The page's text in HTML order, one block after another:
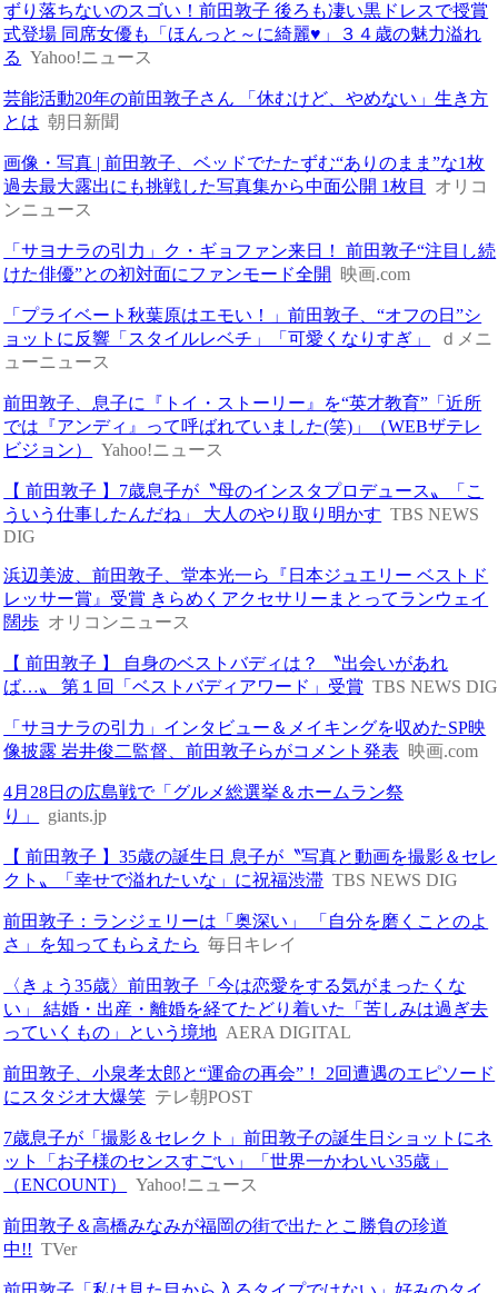
ずり落ちないのスゴい！前田敦子 後ろも凄い黒ドレスで授賞
式登場 同席女優も「ほんっと～に綺麗♥」３４歳の魅力溢れ
る Yahoo!ニュース
芸能活動20年の前田敦子さん 「休むけど、やめない」生き方
とは 朝日新聞
画像・写真 | 前田敦子、ベッドでたたずむ“ありのまま”な1枚
過去最大露出にも挑戦した写真集から中面公開 1枚目
オリコ
ンニュース
「サヨナラの引力」ク・ギョファン来日！ 前田敦子“注目し続
けた俳優”との初対面にファンモード全開
映画.com
「プライベート秋葉原はエモい！」前田敦子、“オフの日”シ
ョットに反響「スタイルレベチ」「可愛くなりすぎ」
ｄメニ
ューニュース
前田敦子、息子に『トイ・ストーリー』を“英才教育”「近所
では『アンディ』って呼ばれていました(笑)」（WEBザテレ
ビジョン）
Yahoo!ニュース
【 前田敦子 】7歳息子が〝母のインスタプロデュース〟「こ
ういう仕事したんだね」 大人のやり取り明かす TBS NEWS
DIG
浜辺美波、前田敦子、堂本光一ら『日本ジュエリー ベストド
レッサー賞』受賞 きらめくアクセサリーまとってランウェイ
闊歩 オリコンニュース
【 前田敦子 】 自身のベストバディは？ 〝出会いがあれ
ば…〟 第１回「ベストバディアワード」受賞 TBS NEWS DIG
「サヨナラの引力」インタビュー＆メイキングを収めたSP映
像披露 岩井俊二監督、前田敦子らがコメント発表 映画.com
4月28日の広島戦で「グルメ総選挙＆ホームラン祭
り」
giants.jp
【 前田敦子 】35歳の誕生日 息子が〝写真と動画を撮影＆セレ
クト〟「幸せで溢れたいな」に祝福渋滞 TBS NEWS DIG
前田敦子：ランジェリーは「奥深い」 「自分を磨くことのよ
さ」を知ってもらえたら 毎日キレイ
〈きょう35歳〉前田敦子「今は恋愛をする気がまったくな
い」 結婚・出産・離婚を経てたどり着いた「苦しみは過ぎ去
っていくもの」という境地 AERA DIGITAL
前田敦子、小泉孝太郎と“運命の再会”！ 2回遭遇のエピソード
にスタジオ大爆笑 テレ朝POST
7歳息子が「撮影＆セレクト」前田敦子の誕生日ショットにネ
ット「お子様のセンスすごい」「世界一かわいい35歳」
（ENCOUNT）
Yahoo!ニュース
前田敦子＆高橋みなみが福岡の街で出たとこ勝負の珍道
中!! TVer